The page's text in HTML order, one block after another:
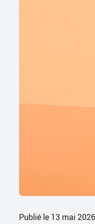
Publié le 13 mai 2026